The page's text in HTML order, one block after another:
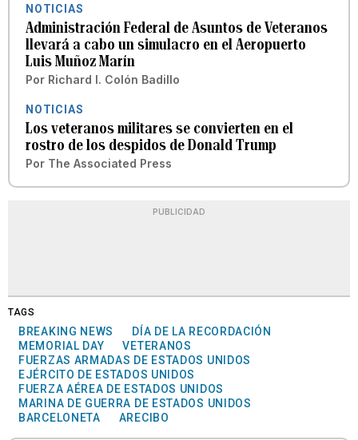
NOTICIAS
Administración Federal de Asuntos de Veteranos
llevará a cabo un simulacro en el Aeropuerto
Luis Muñoz Marín
Por Richard I. Colón Badillo
NOTICIAS
Los veteranos militares se convierten en el
rostro de los despidos de Donald Trump
Por The Associated Press
PUBLICIDAD
TAGS
BREAKING NEWS
DÍA DE LA RECORDACIÓN
MEMORIAL DAY
VETERANOS
FUERZAS ARMADAS DE ESTADOS UNIDOS
EJÉRCITO DE ESTADOS UNIDOS
FUERZA AÉREA DE ESTADOS UNIDOS
MARINA DE GUERRA DE ESTADOS UNIDOS
BARCELONETA
ARECIBO